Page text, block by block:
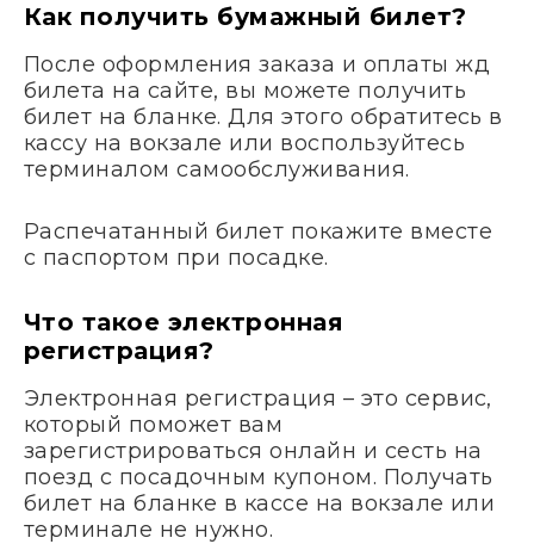
Как получить бумажный билет?
После оформления заказа и оплаты жд
билета на сайте, вы можете получить
билет на бланке. Для этого обратитесь в
кассу на вокзале или воспользуйтесь
терминалом самообслуживания.
Распечатанный билет покажите вместе
с паспортом при посадке.
Что такое электронная
регистрация?
Электронная регистрация – это сервис,
который поможет вам
зарегистрироваться онлайн и сесть на
поезд с посадочным купоном. Получать
билет на бланке в кассе на вокзале или
терминале не нужно.